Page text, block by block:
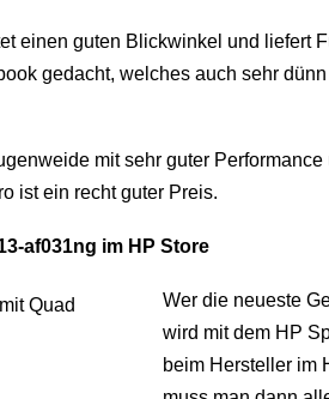
einen guten Blickwinkel und liefert
gedacht, welches auch sehr
mit sehr guter Performance
ist ein recht guter Preis.
af031ng im HP Store
Wer die neueste
wird mit dem HP
beim Hersteller im